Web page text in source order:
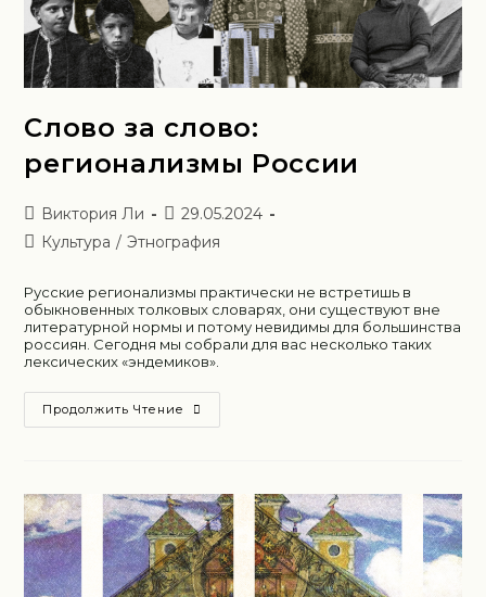
Слово за слово:
регионализмы России
Виктория Ли
29.05.2024
Культура / Этнография
Русские регионализмы практически не встретишь в
обыкновенных толковых словарях, они существуют вне
литературной нормы и потому невидимы для большинства
россиян. Сегодня мы собрали для вас несколько таких
лексических «эндемиков».
Продолжить Чтение